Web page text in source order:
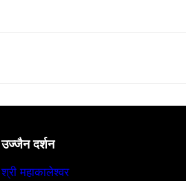
उज्जैन दर्शन
श्री महाकालेश्वर